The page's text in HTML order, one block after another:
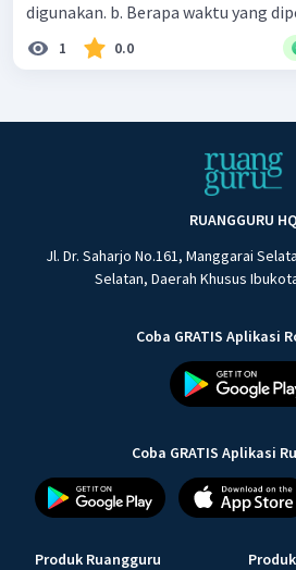
digunakan. b. Berapa waktu yang
1 0.0
RUANGGURU HQ
Jl. Dr. Saharjo No.161, Manggarai
Selatan, Daerah Khusus
Coba GRATIS Aplikasi
Coba GRATIS Aplikasi
Produk Ruangguru